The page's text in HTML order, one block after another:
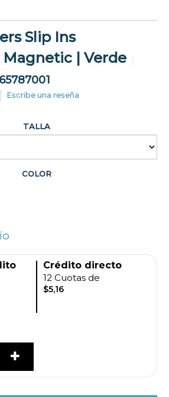
Slip Ins
Magnetic | Verde
Escribe una reseña
TALLA
COLOR
Crédito directo
12 Cuotas de
$5,16